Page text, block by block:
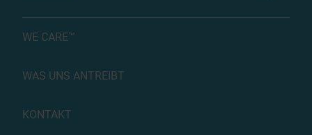
WE CARE™
WAS UNS ANTREIBT
KONTAKT